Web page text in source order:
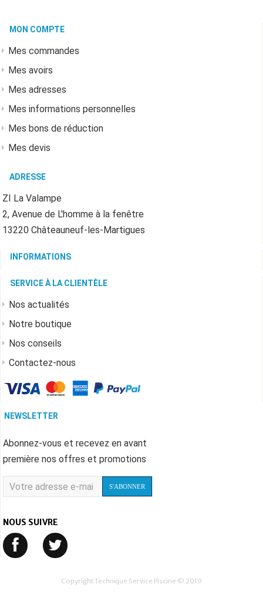
MON COMPTE
Mes commandes
Mes avoirs
Mes adresses
Mes informations personnelles
Mes bons de réduction
Mes devis
ADRESSE
ZI La Valampe
2, Avenue de L'homme à la fenêtre
13220 Châteauneuf-les-Martigues
INFORMATIONS
SERVICE À LA CLIENTÈLE
Nos actualités
Notre boutique
Nos conseils
Contactez-nous
NEWSLETTER
Abonnez-vous et recevez en avant
première nos offres et promotions
S'ABONNER
NOUS SUIVRE
Copyright Technique Service Piscine © 2019